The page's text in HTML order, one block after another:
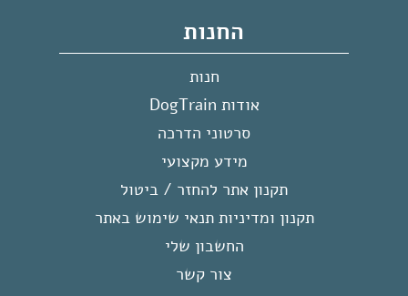
החנות
חנות
אודות DogTrain
סרטוני הדרכה
מידע מקצועי
תקנון אתר להחזר / ביטול
תקנון ומדיניות תנאי שימוש באתר
החשבון שלי
צור קשר